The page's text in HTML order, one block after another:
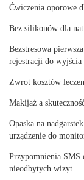
Ćwiczenia oporowe
Bez silikonów dla
Bezstresowa
rejestracji do wyjścia
Zwrot kosztów
Makijaż a
Opaska na
urządzenie do
Przypomnienia SMS
nieodbytych wizyt